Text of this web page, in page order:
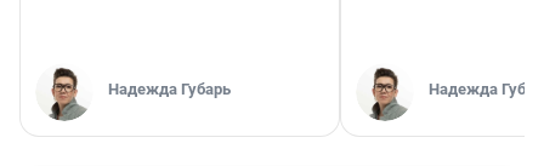
Надежда Губарь Надежда